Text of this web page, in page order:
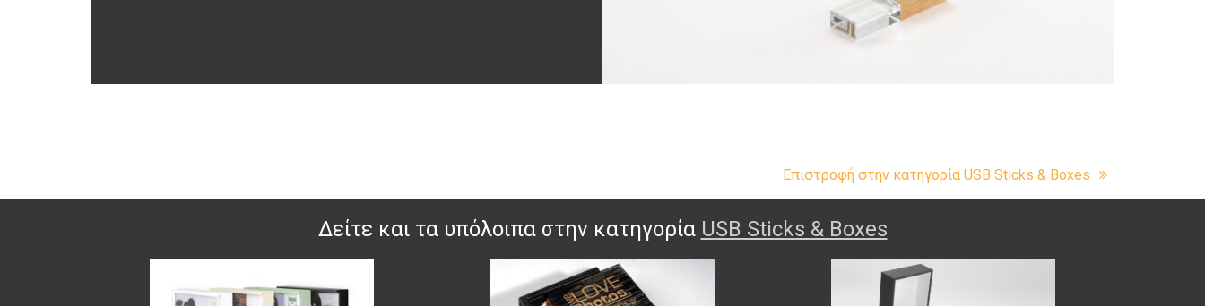
Επιστροφή στην κατηγορία USB Sticks & Boxes
Δείτε και τα υπόλοιπα στην κατηγορία USB Sticks & Boxes